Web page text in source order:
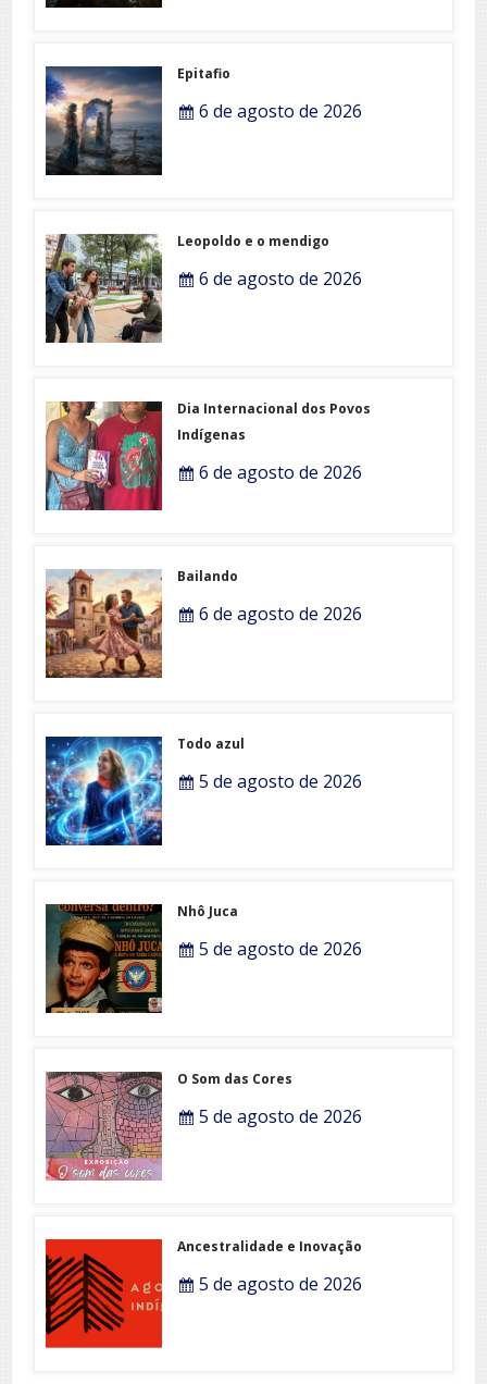
Epitafio
6 de agosto de 2026
Leopoldo e o mendigo
6 de agosto de 2026
Dia Internacional dos Povos
Indígenas
6 de agosto de 2026
Bailando
6 de agosto de 2026
Todo azul
5 de agosto de 2026
Nhô Juca
5 de agosto de 2026
O Som das Cores
5 de agosto de 2026
Ancestralidade e Inovação
5 de agosto de 2026